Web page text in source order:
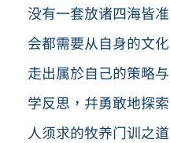
没有一套放诸四海皆
会都需要从自身的文
走出属於自己的策略
学反思，并勇敢地探
人须求的牧养门训之道